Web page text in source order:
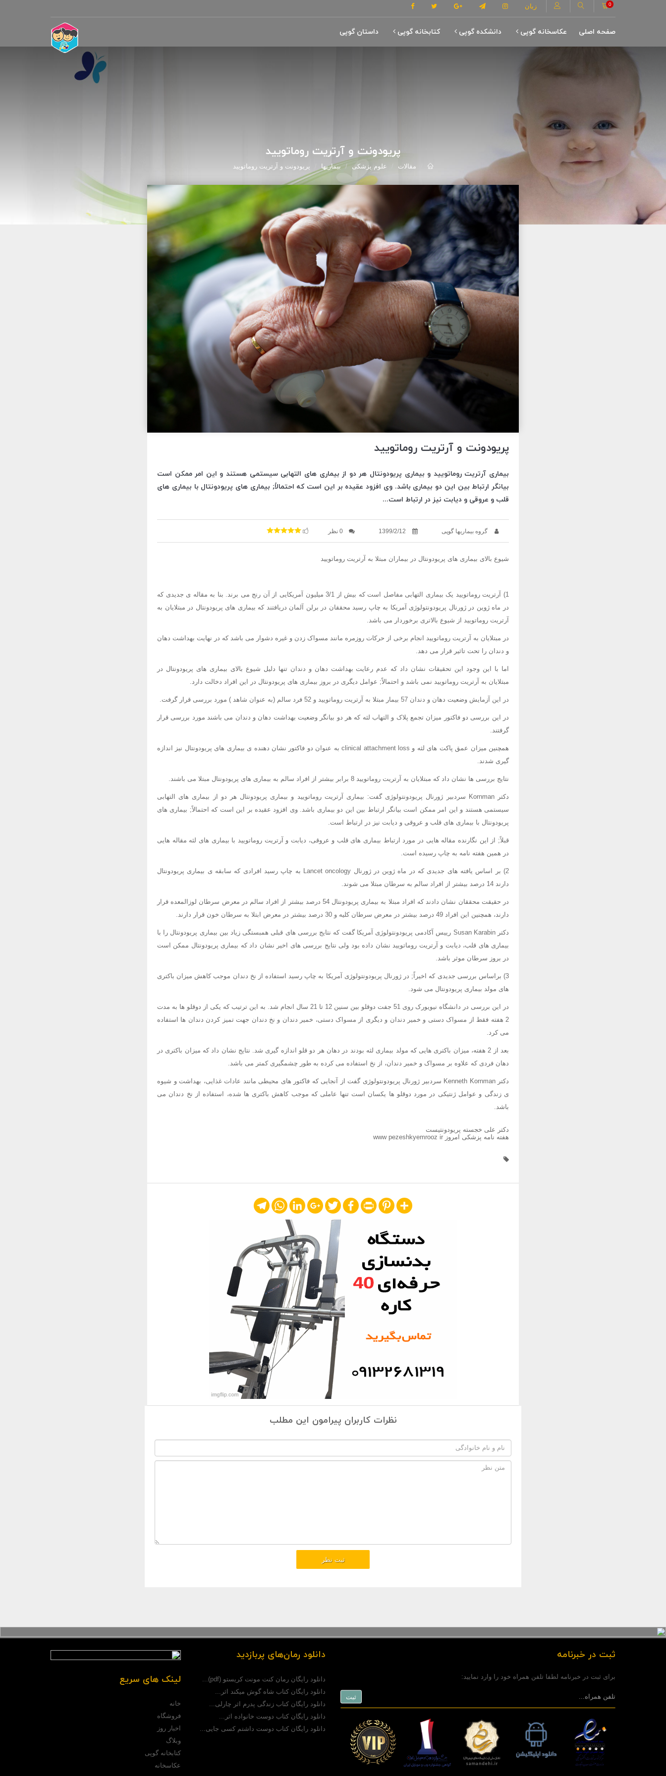
زبان 0
صفحه اصلی عکاسخانه گوپی دانشکده گوپی کتابخانه گوپی داستان گوپی
پریودونت و آرتریت روماتویید
مقالات علوم پزشکی بیماریها پریودونت و آرتریت روماتویید
پریودونت و آرتریت روماتویید
بیماری آرتریت روماتویید و بیماری پریودونتال هر دو از بیماری های التهابی سیستمی هستند و این امر ممکن است
بیانگر ارتباط بین این دو بیماری باشد. وی افزود عقیده بر این است که احتمالاً; بیماری های پریودونتال با بیماری های
قلب و عروقی و دیابت نیز در ارتباط است...
گروه بیماریها گوپی 1399/2/12 0 نظر
شیوع بالای بیماری های پریودونتال در بیماران مبتلا به آرتریت روماتویید
1) آرتریت روماتویید یک بیماری التهابی مفاصل است که بیش از 3/1 میلیون آمریکایی از آن رنج می برند. بنا به مقاله ی جدیدی که
در ماه ژوین در ژورنال پریودونتولوژی آمریکا به چاپ رسید محققان در برلن آلمان دریافتند که بیماری های پریودونتال در مبتلایان به
آرتریت روماتویید از شیوع بالاتری برخوردار می باشد.
در مبتلایان به آرتریت روماتویید انجام برخی از حرکات روزمره مانند مسواک زدن و غیره دشوار می باشد که در نهایت بهداشت دهان
و دندان را تحت تاثیر قرار می دهد.
اما با این وجود این تحقیقات نشان داد که عدم رعایت بهداشت دهان و دندان تنها دلیل شیوع بالای بیماری های پریودونتال در
مبتلایان به آرتریت روماتویید نمی باشد و احتمالاً; عوامل دیگری در بروز بیماری های پریودونتال در این افراد دخالت دارد.
در این آزمایش وضعیت دهان و دندان 57 بیمار مبتلا به آرتریت روماتویید و 52 فرد سالم (به عنوان شاهد ) مورد بررسی قرار گرفت.
در این بررسی دو فاکتور میزان تجمع پلاک و التهاب لثه که هر دو بیانگر وضعیت بهداشت دهان و دندان می باشند مورد بررسی قرار
گرفتند.
همچنین میزان عمق پاکت های لثه و clinical attachment loss به عنوان دو فاکتور نشان دهنده ی بیماری های پریودونتال نیز اندازه
گیری شدند.
نتایج بررسی ها نشان داد که مبتلایان به آرتریت روماتویید 8 برابر بیشتر از افراد سالم به بیماری های پریودونتال مبتلا می باشند.
دکتر Kornman سردبیر ژورنال پریودونتولوژی گفت: بیماری آرتریت روماتویید و بیماری پریودونتال هر دو از بیماری های التهابی
سیستمی هستند و این امر ممکن است بیانگر ارتباط بین این دو بیماری باشد. وی افزود عقیده بر این است که احتمالاً; بیماری های
پریودونتال با بیماری های قلب و عروقی و دیابت نیز در ارتباط است.
قبلاً; از این نگارنده مقاله هایی در مورد ارتباط بیماری های قلب و عروقی، دیابت و آرتریت روماتویید با بیماری های لثه مقاله هایی
در همین هفته نامه به چاپ رسیده است.
2) بر اساس یافته های جدیدی که در ماه ژوین در ژورنال Lancet oncology به چاپ رسید افرادی که سابقه ی بیماری پریودونتال
دارند 14 درصد بیشتر از افراد سالم به سرطان مبتلا می شوند.
در حقیقت محققان نشان دادند که افراد مبتلا به بیماری پریودونتال 54 درصد بیشتر از افراد سالم در معرض سرطان لوزالمعده قرار
دارند، همچنین این افراد 49 درصد بیشتر در معرض سرطان کلیه و 30 درصد بیشتر در معرض ابتلا به سرطان خون قرار دارند.
دکتر Susan Karabin رییس آکادمی پریودونتولوژی آمریکا گفت که نتایج بررسی های قبلی همبستگی زیاد بین بیماری پریودونتال را با
بیماری های قلب، دیابت و آرتریت روماتویید نشان داده بود ولی نتایج بررسی های اخیر نشان داد که بیماری پریودونتال ممکن است
در بروز سرطان موثر باشد.
3) براساس بررسی جدیدی که اخیراً; در ژورنال پریودونتولوژی آمریکا به چاپ رسید استفاده از نخ دندان موجب کاهش میزان باکتری
های مولد بیماری پریودونتال می شود.
در این بررسی در دانشگاه نیویورک روی 51 جفت دوقلو بین سنین 12 تا 21 سال انجام شد. به این ترتیب که یکی از دوقلو ها به مدت
2 هفته فقط از مسواک دستی و خمیر دندان و دیگری از مسواک دستی، خمیر دندان و نخ دندان جهت تمیز کردن دندان ها استفاده
می کرد.
بعد از 2 هفته، میزان باکتری هایی که مولد بیماری لثه بودند در دهان هر دو قلو اندازه گیری شد. نتایج نشان داد که میزان باکتری در
دهان فردی که علاوه بر مسواک و خمیر دندان، از نخ استفاده می کرده به طور چشمگیری کمتر می باشد.
دکتر Kenneth Kornman سردبیر ژورنال پریودونتولوژی گفت از آنجایی که فاکتور های محیطی مانند عادات غذایی، بهداشت و شیوه
ی زندگی و عوامل ژنتیکی در مورد دوقلو ها یکسان است تنها عاملی که موجب کاهش باکتری ها شده، استفاده از نخ دندان می
باشد.
دکتر علی خجسته پریودونتیست
هفته نامه پزشکی امروز www pezeshkyemrooz ir
Share
Pinterest
Print
Facebook
Twitter
Google+
LinkedIn
WhatsApp
Telegram
نظرات کاربران پیرامون این مطلب
لینک های سریع
خانه
فروشگاه
اخبار روز
وبلاگ
کتابخانه گوپی
عکاسخانه
دانلود رمان‌های پربازدید
دانلود رایگان رمان کنت مونت کریستو (pdf)...
دانلود رایگان کتاب شاه گوش میکند اثر...
دانلود رایگان کتاب زندگی پدرم اثر چارلی...
دانلود رایگان کتاب دوست خانواده اثر...
دانلود رایگان کتاب دوست داشتم کسی جایی...
ثبت در خبرنامه
برای ثبت در خبرنامه لطفا تلفن همراه خود را وارد نمایید: